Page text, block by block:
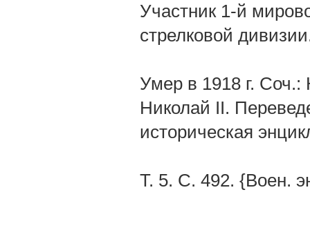
Участник 1-й
стрелковой
Умер в 1918 г. Соч.:
Николай II.
историческая
Т. 5. С. 492. {Воен.